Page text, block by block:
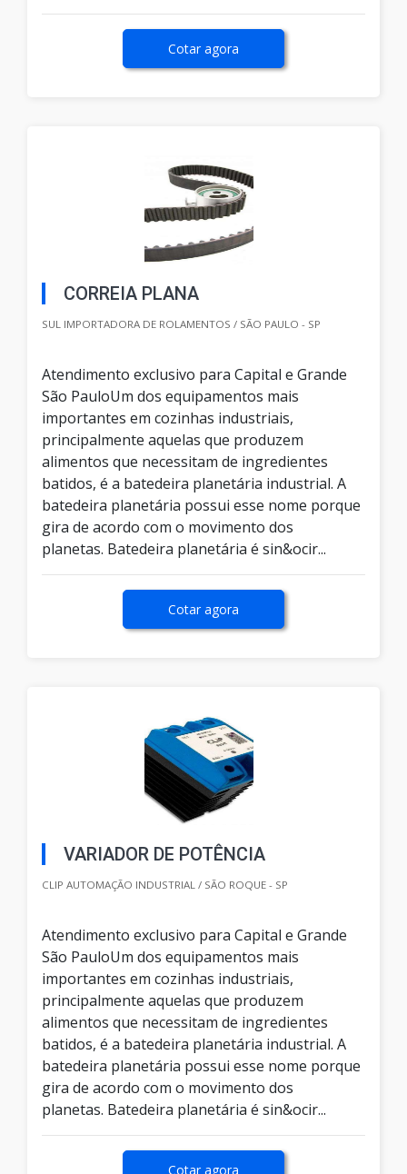
Cotar agora
CORREIA PLANA
SUL IMPORTADORA DE ROLAMENTOS / SÃO PAULO - SP
Atendimento exclusivo para Capital e Grande
São PauloUm dos equipamentos mais
importantes em cozinhas industriais,
principalmente aquelas que produzem
alimentos que necessitam de ingredientes
batidos, é a batedeira planetária industrial. A
batedeira planetária possui esse nome porque
gira de acordo com o movimento dos
planetas. Batedeira planetária é sin&ocir...
Cotar agora
VARIADOR DE POTÊNCIA
CLIP AUTOMAÇÃO INDUSTRIAL / SÃO ROQUE - SP
Atendimento exclusivo para Capital e Grande
São PauloUm dos equipamentos mais
importantes em cozinhas industriais,
principalmente aquelas que produzem
alimentos que necessitam de ingredientes
batidos, é a batedeira planetária industrial. A
batedeira planetária possui esse nome porque
gira de acordo com o movimento dos
planetas. Batedeira planetária é sin&ocir...
Cotar agora